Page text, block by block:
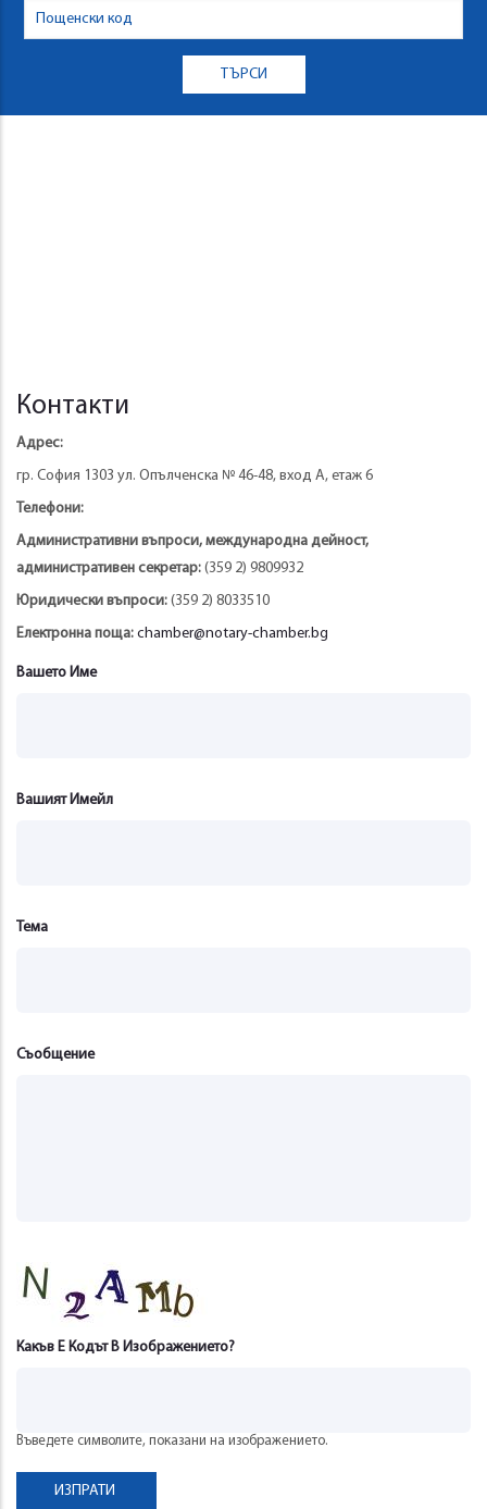
Контакти
Адрес:
гр. София 1303 ул. Опълченска № 46-48, вход А, етаж 6
Телефони:
Административни въпроси, международна дейност,
административен секретар: (359 2) 9809932
Юридически въпроси: (359 2) 8033510
Електронна поща: chamber@notary-chamber.bg
Вашето Име
Вашият Имейл
Тема
Съобщение
Какъв Е Кодът В Изображението?
Въведете символите, показани на изображението.